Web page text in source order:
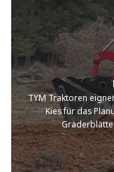
TYM Traktoren
Kies für das